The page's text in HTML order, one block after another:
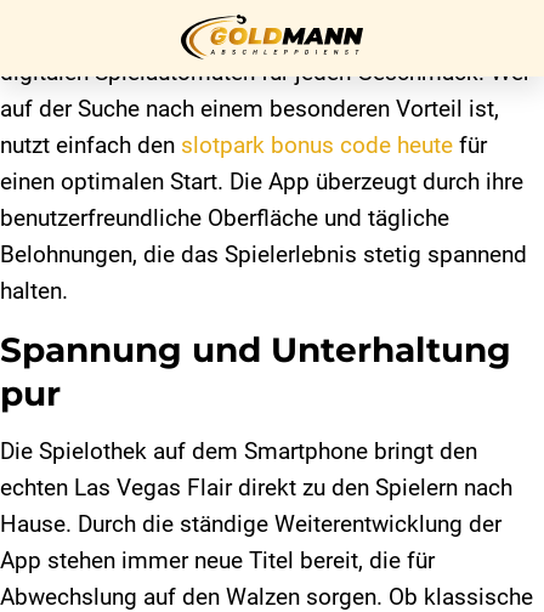
Slotpark bietet eine beeindruckende Auswahl an
digitalen Spielautomaten für jeden Geschmack. Wer
auf der Suche nach einem besonderen Vorteil ist,
nutzt einfach den slotpark bonus code heute für
einen optimalen Start. Die App überzeugt durch ihre
benutzerfreundliche Oberfläche und tägliche
Belohnungen, die das Spielerlebnis stetig spannend
halten.
Spannung und Unterhaltung
pur
Die Spielothek auf dem Smartphone bringt den
echten Las Vegas Flair direkt zu den Spielern nach
Hause. Durch die ständige Weiterentwicklung der
App stehen immer neue Titel bereit, die für
Abwechslung auf den Walzen sorgen. Ob klassische
Über uns
Unser
Service
Impressum
Datenschutz